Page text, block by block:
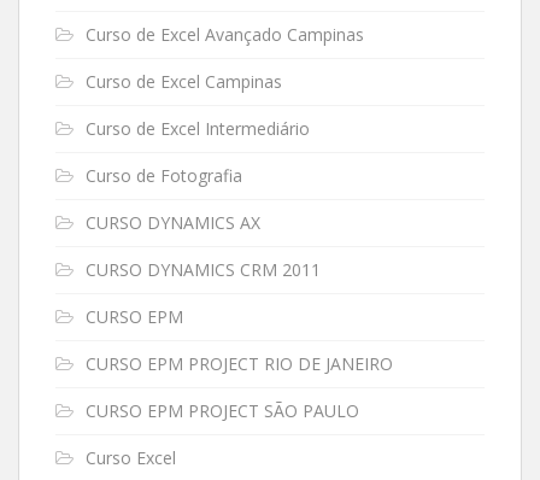
Curso de Excel Avançado Campinas
Curso de Excel Campinas
Curso de Excel Intermediário
Curso de Fotografia
CURSO DYNAMICS AX
CURSO DYNAMICS CRM 2011
CURSO EPM
CURSO EPM PROJECT RIO DE JANEIRO
CURSO EPM PROJECT SÃO PAULO
Curso Excel